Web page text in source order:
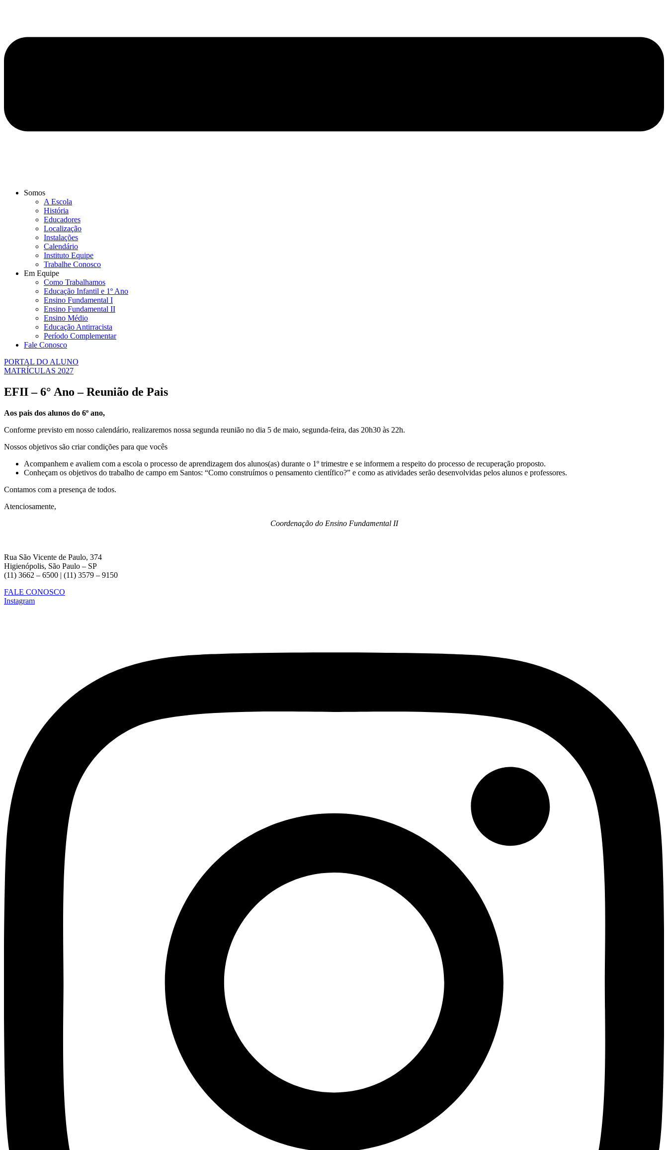
Somos
A Escola
História
Educadores
Localização
Instalações
Calendário
Instituto Equipe
Trabalhe Conosco
Em Equipe
Como Trabalhamos
Educação Infantil e 1º Ano
Ensino Fundamental I
Ensino Fundamental II
Ensino Médio
Educação Antirracista
Período Complementar
Fale Conosco
PORTAL DO ALUNO
MATRÍCULAS 2027
EFII – 6° Ano – Reunião de Pais
Aos pais dos alunos do 6º ano,
Conforme previsto em nosso calendário, realizaremos nossa segunda reunião no dia 5 de maio, segunda-feira, das 20h30 às 22h.
Nossos objetivos são criar condições para que vocês
Acompanhem e avaliem com a escola o processo de aprendizagem dos alunos(as) durante o 1º trimestre e se informem a respeito do processo de recuperação proposto.
Conheçam os objetivos do trabalho de campo em Santos: “Como construímos o pensamento científico?” e como as atividades serão desenvolvidas pelos alunos e professores.
Contamos com a presença de todos.
Atenciosamente,
Coordenação do Ensino Fundamental II
Rua São Vicente de Paulo, 374
Higienópolis, São Paulo – SP
(11) 3662 – 6500 | (11) 3579 – 9150
FALE CONOSCO
Instagram